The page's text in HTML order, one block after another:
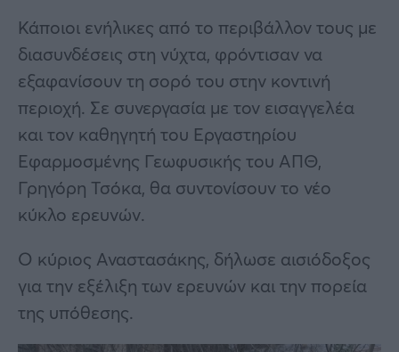
Κάποιοι ενήλικες από το περιβάλλον τους με
διασυνδέσεις στη νύχτα, φρόντισαν να
εξαφανίσουν τη σορό του στην κοντινή
περιοχή. Σε συνεργασία με τον εισαγγελέα
και τον καθηγητή του Εργαστηρίου
Εφαρμοσμένης Γεωφυσικής του ΑΠΘ,
Γρηγόρη Τσόκα, θα συντονίσουν το νέο
κύκλο ερευνών.
Ο κύριος Αναστασάκης, δήλωσε αισιόδοξος
για την εξέλιξη των ερευνών και την πορεία
της υπόθεσης.